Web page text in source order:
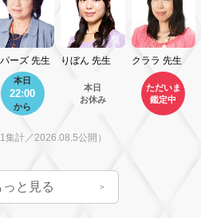
パーズ 先生
本日
22:00
から
りぼん 先生
本日
お休み
クララ 先生
ただいま
鑑定中
集計／2026.08.5公開）
っと見る